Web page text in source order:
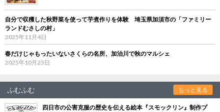
自分で収穫した秋野菜を使って芋煮作りを体験 埼玉県加須市の「ファミリー
ランドむさしの村」
2025年11月4日
春だけじゃもったいないさくらの名所、加治川で秋のマルシェ
2025年10月23日
ふむふむ もっと見る
四日市の公害克服の歴史を伝える絵本『スモックリン』制作プ